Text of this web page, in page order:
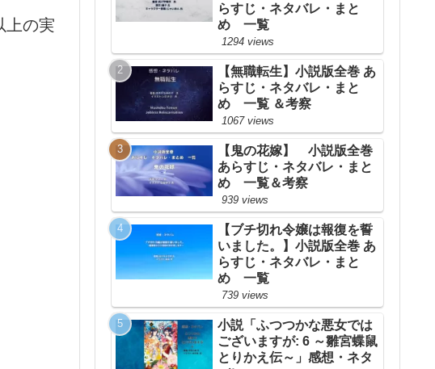
上の実
らすじ・ネタバレ・まと
め 一覧
1294 views
【無職転生】小説版全巻 あ
らすじ・ネタバレ・まと
め 一覧 ＆考察
1067 views
【鬼の花嫁】 小説版全巻
あらすじ・ネタバレ・まと
め 一覧＆考察
939 views
【ブチ切れ令嬢は報復を誓
いました。】小説版全巻 あ
らすじ・ネタバレ・まと
め 一覧
739 views
小説「ふつつかな悪女では
ございますが: 6 ～雛宮蝶鼠
とりかえ伝～」感想・ネタ